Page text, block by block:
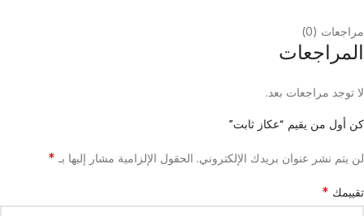
مراجعات (0)
المراجعات
لا توجد مراجعات بعد.
كن أول من يقيم “عكاز ثابت”
لن يتم نشر عنوان بريدك الإلكتروني. الحقول الإلزامية مشار إليها بـ *
تقييمك *